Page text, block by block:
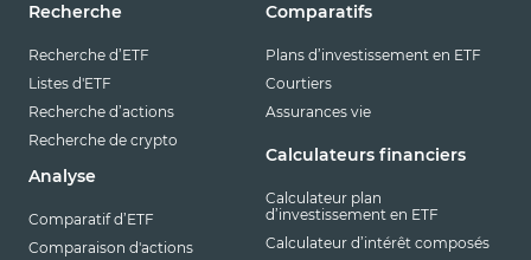
Recherche
Recherche d’ETF
Listes d'ETF
Recherche d’actions
Recherche de crypto
Analyse
Comparatif d’ETF
Comparaison d'actions
Comparatifs
Plans d’investissement en ETF
Courtiers
Assurances vie
Calculateurs financiers
Calculateur plan
d’investissement en ETF
Calculateur d’intérêt composés